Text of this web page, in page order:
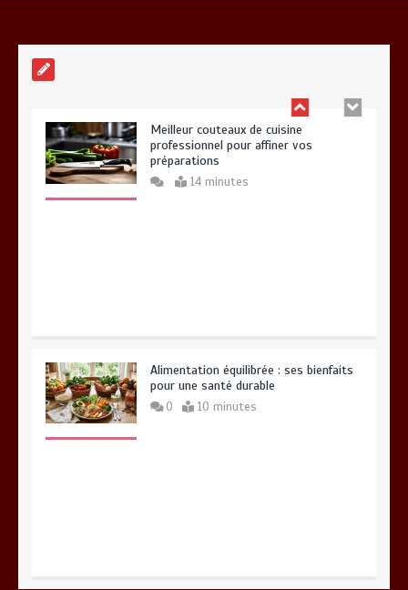
Meilleur couteaux de cuisine
professionnel pour affiner vos
préparations
14 minutes
Alimentation équilibrée : ses bienfaits
pour une santé durable
0 10 minutes